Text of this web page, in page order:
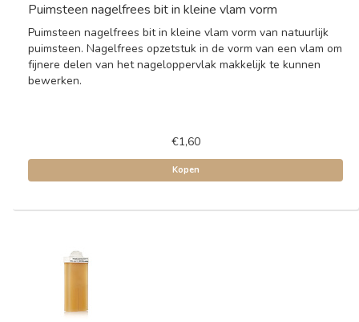
Puimsteen nagelfrees bit in kleine vlam vorm
Puimsteen nagelfrees bit in kleine vlam vorm van natuurlijk
puimsteen. Nagelfrees opzetstuk in de vorm van een vlam om
fijnere delen van het nageloppervlak makkelijk te kunnen
bewerken.
€1,60
Kopen